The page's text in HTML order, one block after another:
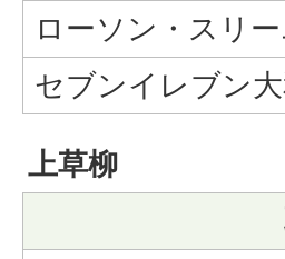
ローソン・スリ
セブンイレブン
上草柳